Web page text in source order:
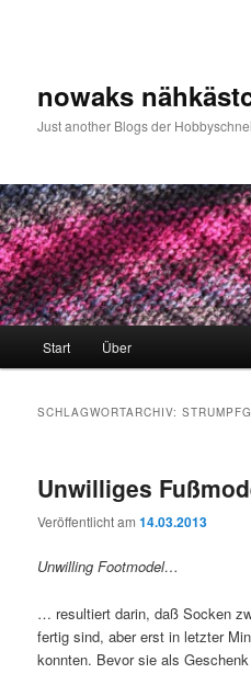
nowaks
Just another Blogs der
Start Über
SCHLAGWORTARCHIV:
Unwilliges
Veröffentlicht am14.03.2013
Unwilling Footmodel…
… resultiert darin, daß Socken
fertig sind, aber erst in letzter
konnten. Bevor sie als